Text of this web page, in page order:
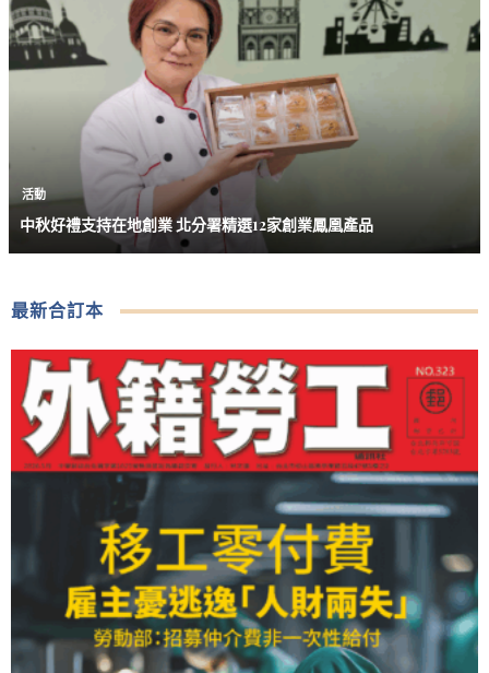
活動
中秋好禮支持在地創業 北分署精選12家創業鳳凰產品
最新合訂本